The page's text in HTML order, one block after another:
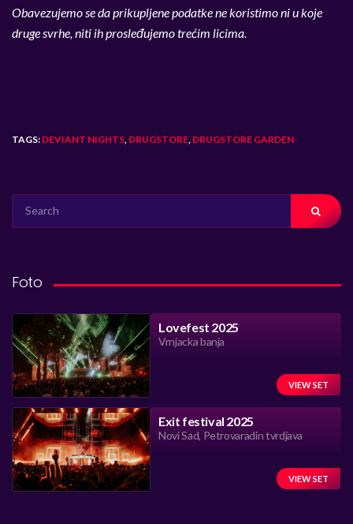
Obavezujemo se da prikupljene podatke ne koristimo ni u koje
druge svrhe, niti ih prosleđujemo trećim licima.
TAGS: DEVIANT NIGHTS, DRUGSTORE, DRUGSTORE GARDEN
FOR:
Foto
Lovefest 2025
Vrnjacka banja
VIEW SET
Exit festival 2025
Novi Sad, Petrovaradin tvrdjava
VIEW SET